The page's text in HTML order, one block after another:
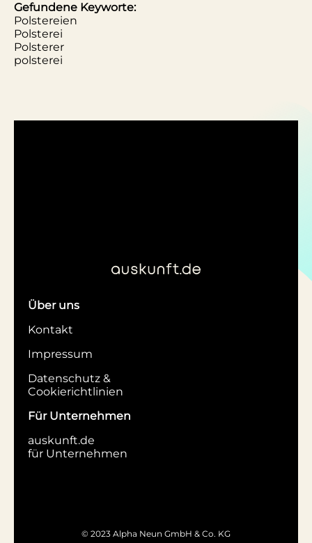
Gefundene Keyworte:
Polstereien
Polsterei
Polsterer
polsterei
Über uns
Kontakt
Impressum
Datenschutz &
Cookierichtlinien
Für Unternehmen
auskunft.de
für Unternehmen
© 2023 Alpha Neun GmbH & Co. KG